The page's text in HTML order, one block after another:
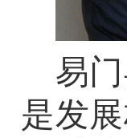
易
是发